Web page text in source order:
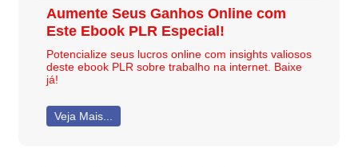
Aumente Seus Ganhos Online com
Este Ebook PLR Especial!
Potencialize seus lucros online com insights valiosos
deste ebook PLR sobre trabalho na internet. Baixe
já!
Veja Mais...